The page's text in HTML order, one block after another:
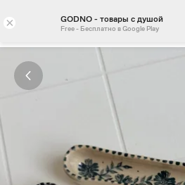
× GODNO - товары с душой
Free - Бесплатно в Google Play